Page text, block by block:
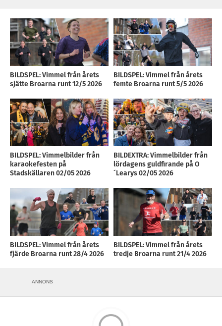
BILDSPEL: Vimmel från årets
sjätte Broarna runt 12/5 2026
BILDSPEL: Vimmel från årets
femte Broarna runt 5/5 2026
BILDSPEL: Vimmelbilder från
karaokefesten på
Stadskällaren 02/05 2026
BILDEXTRA: Vimmelbilder från
lördagens guldfirande på O
´Learys 02/05 2026
BILDSPEL: Vimmel från årets
fjärde Broarna runt 28/4 2026
BILDSPEL: Vimmel från årets
tredje Broarna runt 21/4 2026
ANNONS